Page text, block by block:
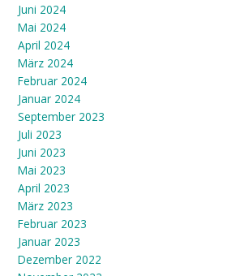
Juni 2024
Mai 2024
April 2024
März 2024
Februar 2024
Januar 2024
September 2023
Juli 2023
Juni 2023
Mai 2023
April 2023
März 2023
Februar 2023
Januar 2023
Dezember 2022